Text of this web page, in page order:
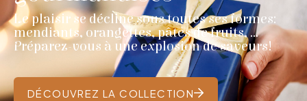
Le plaisir se décline sous toutes ses formes:
mendiants, orangettes, pâtes de fruits, …
Préparez-vous à une explosion de saveurs!
DÉCOUVREZ LA COLLECTION